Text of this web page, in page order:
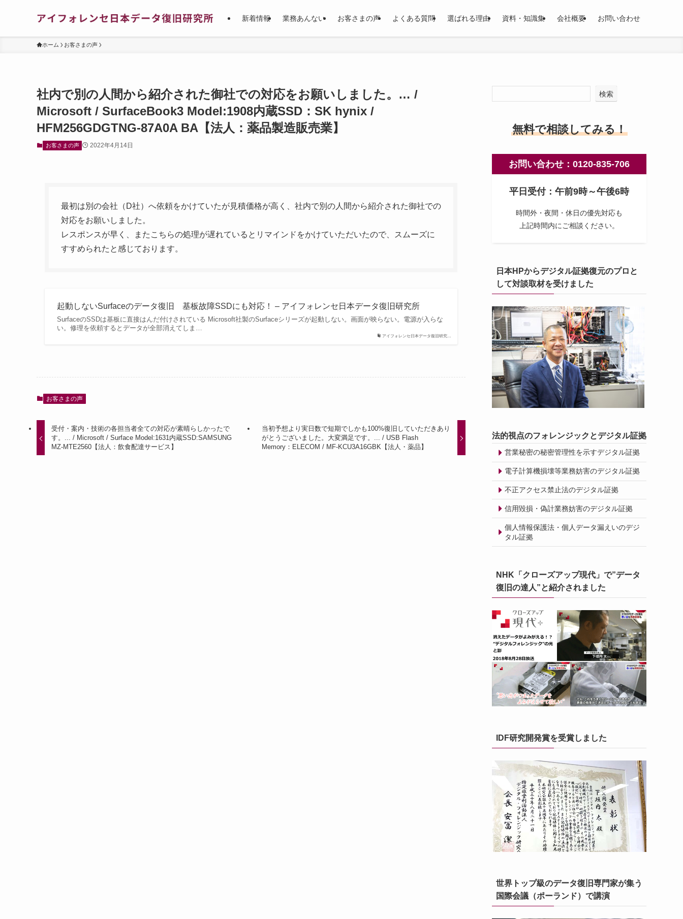
新着情報 業務あんない お客さまの声 よくある質問 選ばれる理由 資料・知識集 会社概要 お問い合わせ
ホーム お客さまの声
社内で別の人間から紹介された御社での対応をお願いしました。… /
Microsoft / SurfaceBook3 Model:1908内蔵SSD：SK hynix /
HFM256GDGTNG-87A0A BA【法人：薬品製造販売業】
お客さまの声 2022年4月14日
最初は別の会社（D社）へ依頼をかけていたが見積価格が高く、社内で別の人間から紹介された御社での
対応をお願いしました。
レスポンスが早く、またこちらの処理が遅れているとリマインドをかけていただいたので、スムーズに
すすめられたと感じております。
アイフォレンセ日本データ復旧研究…
起動しないSurfaceのデータ復旧 基板故障SSDにも対応！ – アイフォレンセ日本データ復旧研究所
SurfaceのSSDは基板に直接はんだ付けされている Microsoft社製のSurfaceシリーズが起動しない。画面が映らない。電源が入らな
い。修理を依頼するとデータが全部消えてしま…
お客さまの声
受付・案内・技術の各担当者全ての対応が素晴らしかったで
す。... / Microsoft / Surface Model:1631内蔵SSD:SAMSUNG
MZ-MTE2560【法人：飲食配達サービス】
当初予想より実日数で短期でしかも100%復旧していただきあり
がとうございました。大変満足です。... / USB Flash
Memory：ELECOM / MF-KCU3A16GBK【法人・薬品】
検索
無料で相談してみる！
お問い合わせ：0120-835-706
平日受付：午前9時～午後6時
時間外・夜間・休日の優先対応も
上記時間内にご相談ください。
日本HPからデジタル証拠復元のプロと
して対談取材を受けました
法的視点のフォレンジックとデジタル証拠
営業秘密の秘密管理性を示すデジタル証拠
電子計算機損壊等業務妨害のデジタル証拠
不正アクセス禁止法のデジタル証拠
信用毀損・偽計業務妨害のデジタル証拠
個人情報保護法・個人データ漏えいのデジ
タル証拠
NHK「クローズアップ現代」で”データ
復旧の達人”と紹介されました
IDF研究開発賞を受賞しました
世界トップ級のデータ復旧専門家が集う
国際会議（ポーランド）で講演